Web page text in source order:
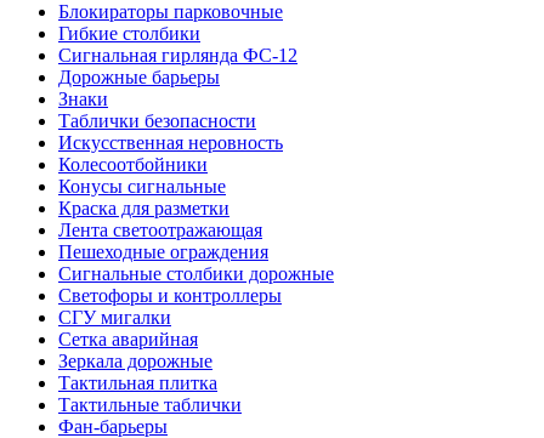
Блокираторы парковочные
Гибкие столбики
Сигнальная гирлянда ФС-12
Дорожные барьеры
Знаки
Таблички безопасности
Искусственная неровность
Колесоотбойники
Конусы сигнальные
Краска для разметки
Лента светоотражающая
Пешеходные ограждения
Сигнальные столбики дорожные
Светофоры и контроллеры
СГУ мигалки
Cетка аварийная
Зеркала дорожные
Тактильная плитка
Тактильные таблички
Фан-барьеры